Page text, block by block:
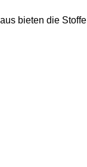
bieten die